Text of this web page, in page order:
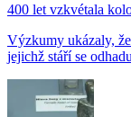
400 let vzkvétala
Výzkumy ukázaly,
jejichž stáří se